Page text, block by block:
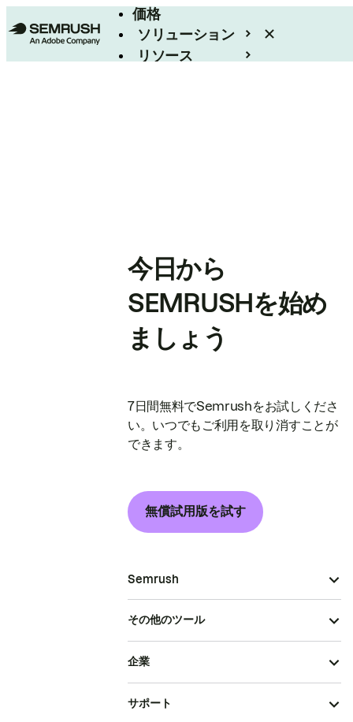
価格
ソリューション
リソース
今日から
SEMRUSHを始め
ましょう
7日間無料でSemrushをお試しくださ
い。いつでもご利用を取り消すことが
できます。
無償試用版を試す
Semrush
その他のツール
企業
サポート